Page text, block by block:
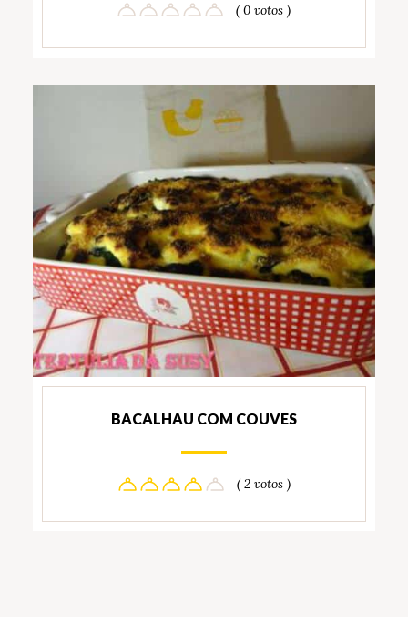
( 0 votos )
BACALHAU COM COUVES
( 2 votos )